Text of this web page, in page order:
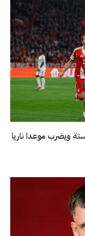
ويضرب موعدا ناريا